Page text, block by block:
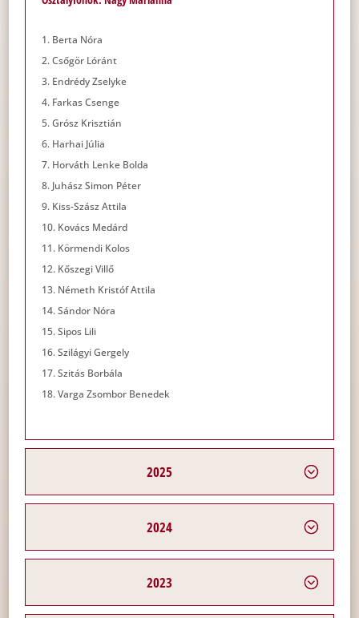
Berta Nóra
Csőgör Lóránt
Endrédy Zselyke
Farkas Csenge
Grósz Krisztián
Harhai Júlia
Horváth Lenke Bolda
Juhász Simon Péter
Kiss-Szász Attila
Kovács Medárd
Körmendi Kolos
Kőszegi Villő
Németh Kristóf Attila
Sándor Nóra
Sipos Lili
Szilágyi Gergely
Szitás Borbála
Varga Zsombor Benedek
2025
2024
2023